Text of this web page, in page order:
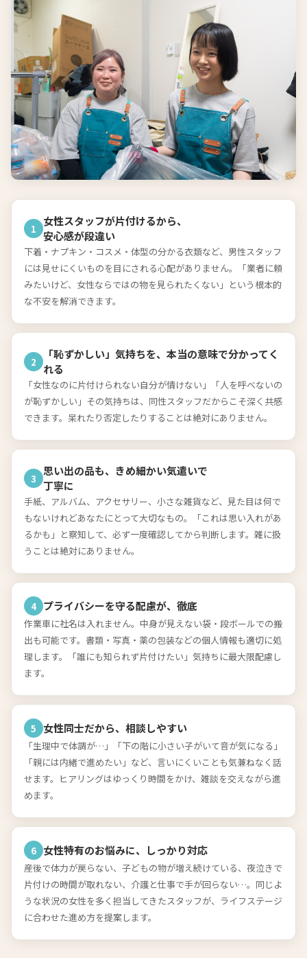
1
女性スタッフが片付けるから、
安心感が段違い
下着・ナプキン・コスメ・体型の分かる衣類など、男性スタッフ
には見せにくいものを目にされる心配がありません。「業者に頼
みたいけど、女性ならではの物を見られたくない」という根本的
な不安を解消できます。
2
「恥ずかしい」気持ちを、本当の意味で分かってく
れる
「女性なのに片付けられない自分が情けない」「人を呼べないの
が恥ずかしい」その気持ちは、同性スタッフだからこそ深く共感
できます。呆れたり否定したりすることは絶対にありません。
3
思い出の品も、きめ細かい気遣いで
丁寧に
手紙、アルバム、アクセサリー、小さな雑貨など、見た目は何で
もないけれどあなたにとって大切なもの。「これは思い入れがあ
るかも」と察知して、必ず一度確認してから判断します。雑に扱
うことは絶対にありません。
4 プライバシーを守る配慮が、徹底
作業車に社名は入れません。中身が見えない袋・段ボールでの搬
出も可能です。書類・写真・薬の包装などの個人情報も適切に処
理します。「誰にも知られず片付けたい」気持ちに最大限配慮し
ます。
5 女性同士だから、相談しやすい
「生理中で体調が…」「下の階に小さい子がいて音が気になる」
「親には内緒で進めたい」など、言いにくいことも気兼ねなく話
せます。ヒアリングはゆっくり時間をかけ、雑談を交えながら進
めます。
6 女性特有のお悩みに、しっかり対応
産後で体力が戻らない、子どもの物が増え続けている、夜泣きで
片付けの時間が取れない、介護と仕事で手が回らない…。同じよ
うな状況の女性を多く担当してきたスタッフが、ライフステージ
に合わせた進め方を提案します。